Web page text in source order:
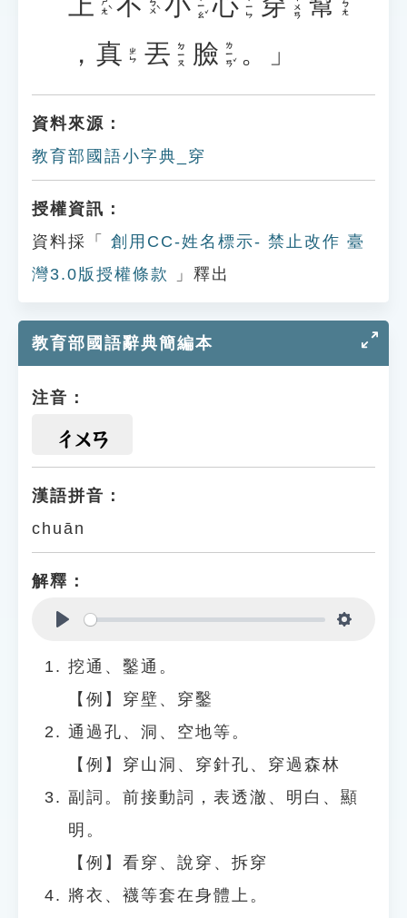
ㄕㄤˋ ㄅㄨˋ ㄒㄧㄠˇ ㄒㄧㄣ ㄔㄨㄢ ㄅㄤ
， 真 ㄓㄣ 丟 ㄉㄧㄡ 臉 ㄌㄧㄢˇ 。」
資料來源：
教育部國語小字典_穿
授權資訊：
資料採「
創用CC-姓名標示- 禁止改作 臺
灣3.0版授權條款
」釋出
教育部國語辭典簡編本
注音：
ㄔㄨㄢ
漢語拼音：
chuān
解釋：
挖通、鑿通。
【例】穿壁、穿鑿
通過孔、洞、空地等。
【例】穿山洞、穿針孔、穿過森林
副詞。前接動詞，表透澈、明白、顯
明。
【例】看穿、說穿、拆穿
將衣、襪等套在身體上。